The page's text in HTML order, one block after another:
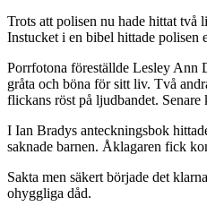
Trots att polisen nu hade hittat två
Instucket i en bibel hittade polisen
Porrfotona föreställde Lesley Ann
gråta och böna för sitt liv. Två
flickans röst på ljudbandet.
I Ian Bradys anteckningsbok
saknade barnen. Åklagaren fick
Sakta men säkert började det
ohyggliga dåd.